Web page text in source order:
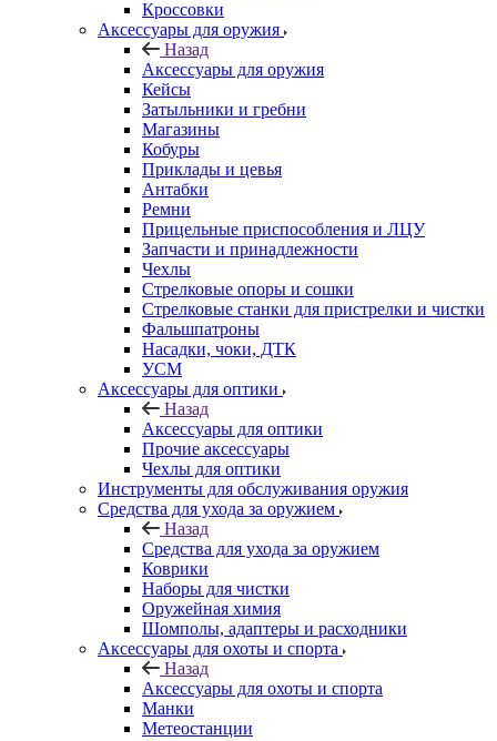
Кроссовки
Аксессуары для оружия
Назад
Аксессуары для оружия
Кейсы
Затыльники и гребни
Магазины
Кобуры
Приклады и цевья
Антабки
Ремни
Прицельные приспособления и ЛЦУ
Запчасти и принадлежности
Чехлы
Стрелковые опоры и сошки
Стрелковые станки для пристрелки и чистки
Фальшпатроны
Насадки, чоки, ДТК
УСМ
Аксессуары для оптики
Назад
Аксессуары для оптики
Прочие аксессуары
Чехлы для оптики
Инструменты для обслуживания оружия
Средства для ухода за оружием
Назад
Средства для ухода за оружием
Коврики
Наборы для чистки
Оружейная химия
Шомполы, адаптеры и расходники
Аксессуары для охоты и спорта
Назад
Аксессуары для охоты и спорта
Манки
Метеостанции